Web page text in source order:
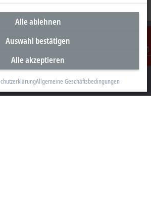
Kontakt
Deutschland
& Co. KG
Alle ablehnen
Auswahl bestätigen
Alle akzeptieren
Allgemeine Geschäftsbedingungen